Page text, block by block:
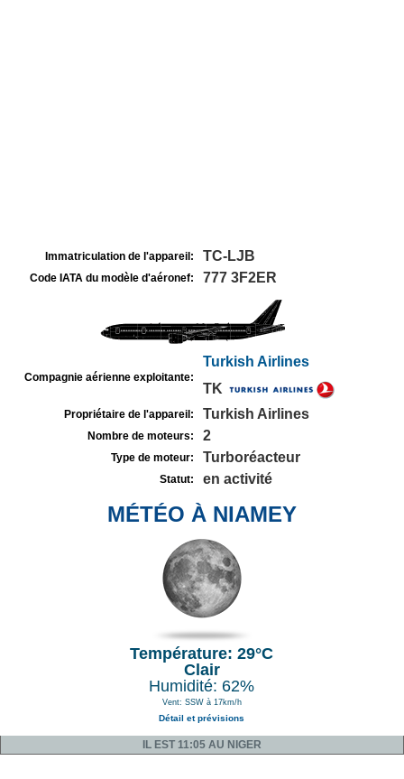
Immatriculation de l'appareil: TC-LJB
Code IATA du modèle d'aéronef: 777 3F2ER
Compagnie aérienne exploitante:
Turkish Airlines
TK
Propriétaire de l'appareil: Turkish Airlines
Nombre de moteurs: 2
Type de moteur: Turboréacteur
Statut: en activité
MÉTÉO À NIAMEY
Température: 29°C
Clair
Humidité: 62%
Vent: SSW à 17km/h
Détail et prévisions
IL EST 11:05 AU NIGER